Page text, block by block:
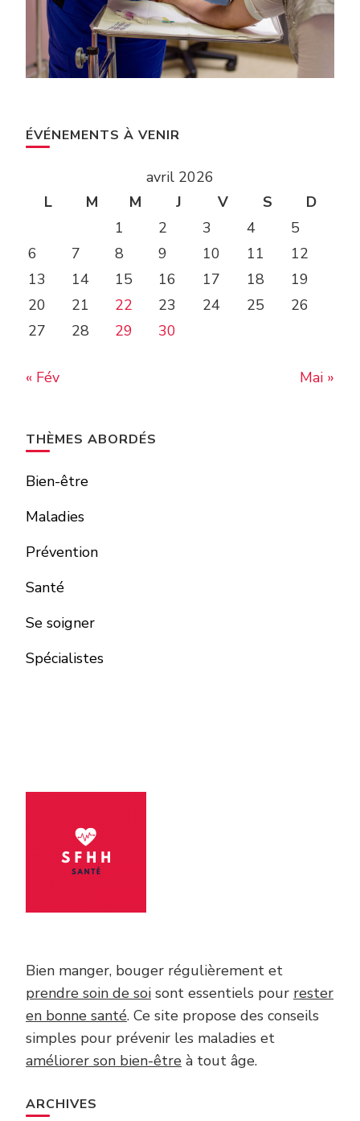
ÉVÉNEMENTS À VENIR
avril 2026
L
M M J V S
D
1
2 3 4
5
6
7 8 9 10 11
12
13
14 15 16 17 18
19
20
21 22 23 24 25
26
27
28 29 30
« Fév Mai »
THÈMES ABORDÉS
Bien-être
Maladies
Prévention
Santé
Se soigner
Spécialistes
Bien manger, bouger régulièrement et
prendre soin de soi sont essentiels pour rester
en bonne santé. Ce site propose des conseils
simples pour prévenir les maladies et
améliorer son bien-être à tout âge.
ARCHIVES